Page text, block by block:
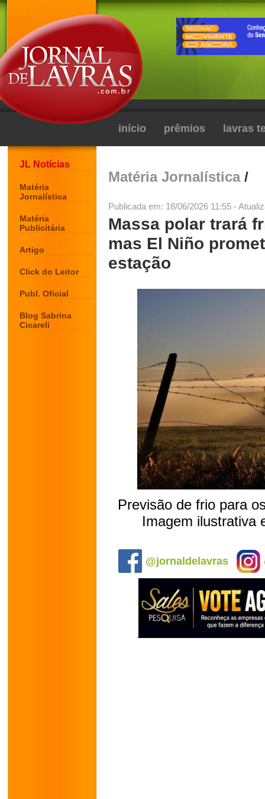
início prêmios lavras
JL Notícias
Matéria
Jornalística
Matéria
Publicitária
Artigo
Click do Leitor
Publ. Oficial
Blog Sabrina
Cicareli
Matéria Jornalística/
Publicada em: 18/06/2026 11:55 -
Massa polar trará
mas El Niño
estação
Previsão de frio para
Imagem ilustrativa
@jornaldelavras